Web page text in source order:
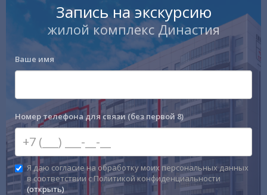
Запись на экскурсию
жилой комплекс Династия
Ваше имя
Номер телефона для связи (без первой 8)
Я даю согласие на обработку моих персональных данных
в соответствии с Политикой конфиденциальности
(открыть)